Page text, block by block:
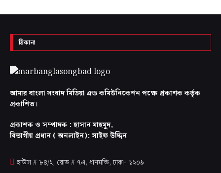
ঠিকানা
আমার বাংলা সংবাদ মিডিয়া এন্ড কমিউনিকেশন পক্ষে প্রকাশক কর্তৃক
প্রকাশিত।
প্রকাশক ও সম্পাদক : হাসান মাহমুদ,
বিভাগীয় প্রধান ( অনলাইন): সাইফ উদ্দিন
হাউস # ৮৪/২, রোড # ৭এ, ধানমন্ডি, ঢাকা- ১২০৯